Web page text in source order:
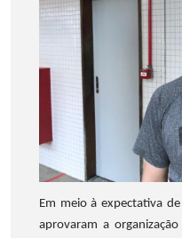
Em meio à expectativa
aprovaram a